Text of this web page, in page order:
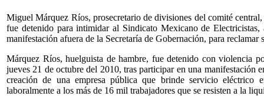
Miguel Márquez Ríos, prosecretario de divisiones del comité
fue detenido para intimidar al Sindicato Mexicano de
manifestación afuera de la Secretaría de Gobernación, para reclamar
Márquez Ríos, huelguista de hambre, fue detenido con violencia
jueves 21 de octubre del 2010, tras participar en una manifestación
creación de una empresa pública que brinde servicio eléctrico
laboralmente a los más de 16 mil trabajadores que se resisten a la